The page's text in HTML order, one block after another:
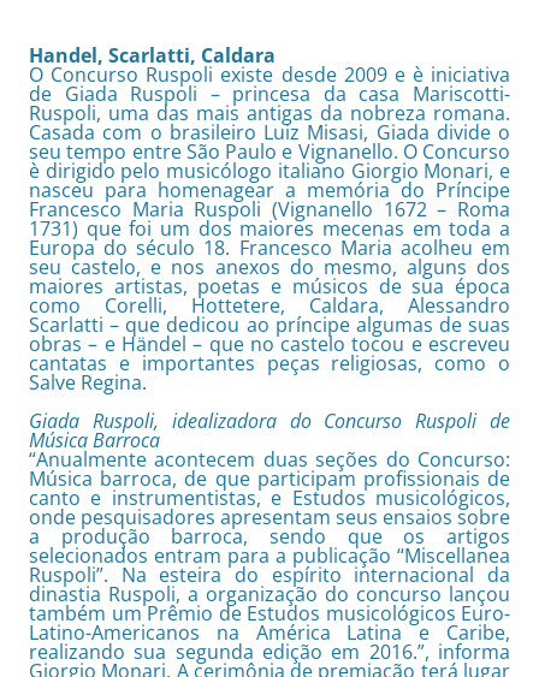
Handel, Scarlatti, Caldara
O Concurso Ruspoli existe desde 2009 e è iniciativa
de Giada Ruspoli – princesa da casa Mariscotti-
Ruspoli, uma das mais antigas da nobreza romana.
Casada com o brasileiro Luiz Misasi, Giada divide o
seu tempo entre São Paulo e Vignanello. O Concurso
è dirigido pelo musicólogo italiano Giorgio Monari, e
nasceu para homenagear a memória do Príncipe
Francesco Maria Ruspoli (Vignanello 1672 – Roma
1731) que foi um dos maiores mecenas em toda a
Europa do século 18. Francesco Maria acolheu em
seu castelo, e nos anexos do mesmo, alguns dos
maiores artistas, poetas e músicos de sua época
como Corelli, Hottetere, Caldara, Alessandro
Scarlatti – que dedicou ao príncipe algumas de suas
obras – e Händel – que no castelo tocou e escreveu
cantatas e importantes peças religiosas, como o
Salve Regina.
Giada Ruspoli, idealizadora do Concurso Ruspoli de
Música Barroca
“Anualmente acontecem duas seções do Concurso:
Música barroca, de que participam profissionais de
canto e instrumentistas, e Estudos musicológicos,
onde pesquisadores apresentam seus ensaios sobre
a produção barroca, sendo que os artigos
selecionados entram para a publicação “Miscellanea
Ruspoli”. Na esteira do espírito internacional da
dinastia Ruspoli, a organização do concurso lançou
também um Prêmio de Estudos musicológicos Euro-
Latino-Americanos na América Latina e Caribe,
realizando sua segunda edição em 2016.”, informa
Giorgio Monari. A cerimônia de premiação terá lugar